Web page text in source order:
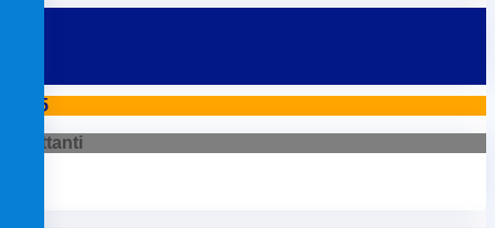
2025
Dilettanti